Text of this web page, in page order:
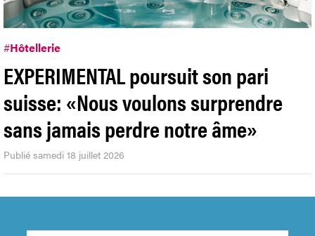
#Hôtellerie
EXPERIMENTAL poursuit son pari
suisse: «Nous voulons surprendre
sans jamais perdre notre âme»
Publié samedi 18 juillet 2026